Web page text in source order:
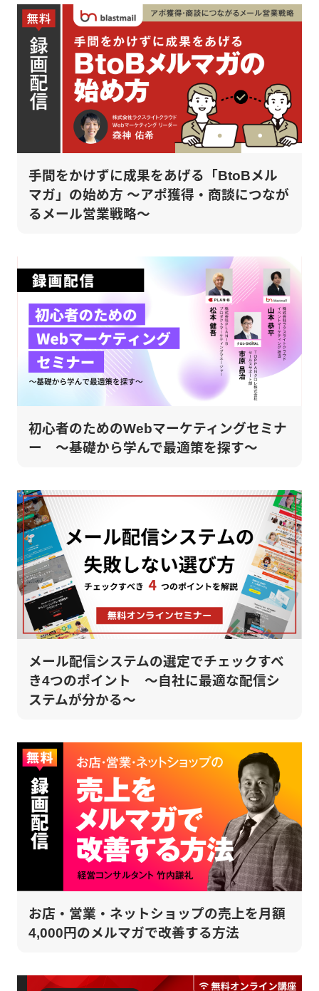
手間をかけずに成果をあげる「BtoBメル
マガ」の始め方 ～アポ獲得・商談につなが
るメール営業戦略～
初心者のためのWebマーケティングセミナ
ー ～基礎から学んで最適策を探す～
メール配信システムの選定でチェックすべ
き4つのポイント ～自社に最適な配信シ
ステムが分かる～
お店・営業・ネットショップの売上を月額
4,000円のメルマガで改善する方法